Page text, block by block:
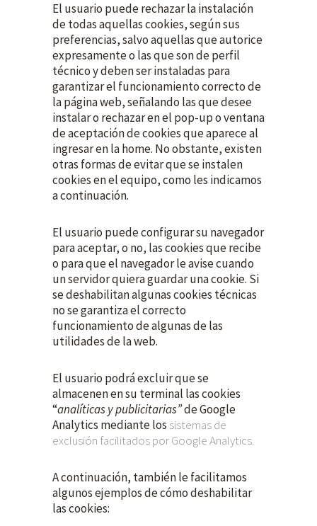
El usuario puede rechazar la instalación
de todas aquellas cookies, según sus
preferencias, salvo aquellas que autorice
expresamente o las que son de perfil
técnico y deben ser instaladas para
garantizar el funcionamiento correcto de
la página web, señalando las que desee
instalar o rechazar en el pop-up o ventana
de aceptación de cookies que aparece al
ingresar en la home. No obstante, existen
otras formas de evitar que se instalen
cookies en el equipo, como les indicamos
a continuación.
El usuario puede configurar su navegador
para aceptar, o no, las cookies que recibe
o para que el navegador le avise cuando
un servidor quiera guardar una cookie. Si
se deshabilitan algunas cookies técnicas
no se garantiza el correcto
funcionamiento de algunas de las
utilidades de la web.
El usuario podrá excluir que se
almacenen en su terminal las cookies
“analíticas y publicitarias”de Google
Analytics mediante los sistemas de
exclusión facilitados por Google Analytics.
A continuación, también le facilitamos
algunos ejemplos de cómo deshabilitar
las cookies: